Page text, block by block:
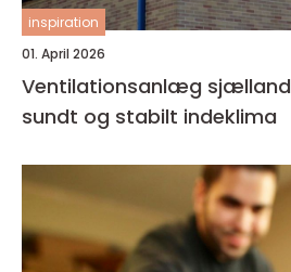
inspiration
01. April 2026
Ventilationsanlæg sjælland sådan får du et
sundt og stabilt indeklima